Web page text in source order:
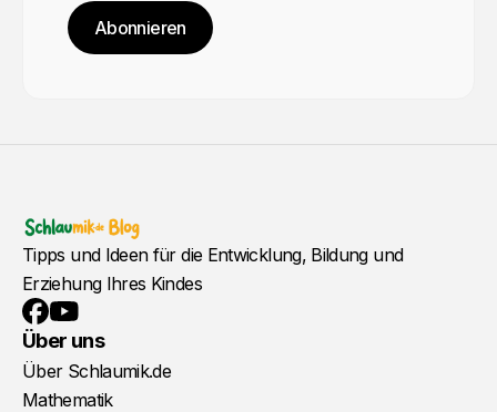
Abonnieren
Tipps und Ideen für die Entwicklung, Bildung und
Erziehung Ihres Kindes
Facebook
YouTube
Über uns
Über Schlaumik.de
Mathematik